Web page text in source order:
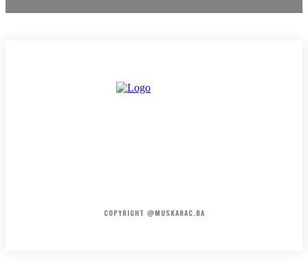
COPYRIGHT @MUSKARAC.BA